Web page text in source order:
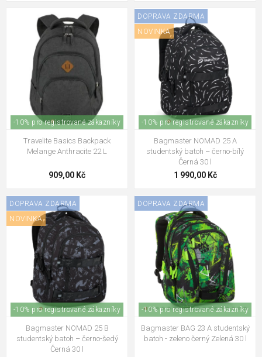
-10% pro registrované zákazníky
Travelite Basics Backpack
Melange Anthracite 22 L
909,00 Kč
DOPRAVA ZDARMA
-10% pro registrované zákazníky
NOVINKA
Bagmaster NOMAD 25 A
studentský batoh – černo-bílý
Černá 30 l
1 990,00 Kč
DOPRAVA ZDARMA
-10% pro registrované zákazníky
NOVINKA
Bagmaster NOMAD 25 B
studentský batoh – černo-šedý
Černá 30 l
DOPRAVA ZDARMA
-10% pro registrované zákazníky
Bagmaster BAG 23 A studentský
batoh - zeleno černý Zelená 30 l